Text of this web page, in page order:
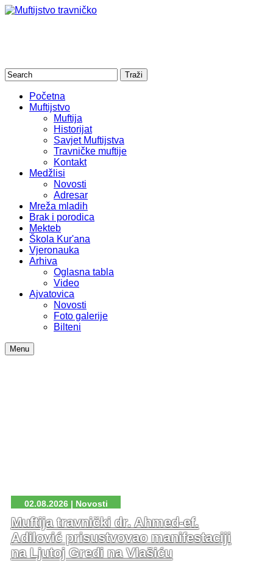
Početna
Muftijstvo
Muftija
Historijat
Savjet Muftijstva
Travničke muftije
Kontakt
Medžlisi
Novosti
Adresar
Mreža mladih
Brak i porodica
Mekteb
Škola Kur'ana
Vjeronauka
Arhiva
Oglasna tabla
Video
Ajvatovica
Novosti
Foto galerije
Bilteni
Menu
02.08.2026 | Novosti
Muftija travnički dr. Ahmed-ef.
Adilović prisustvovao manifestaciji
na Ljutoj Gredi na Vlašiću